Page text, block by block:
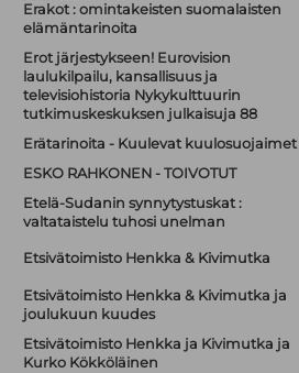
Erakot : omintakeisten suomalaisten
elämäntarinoita
Erot järjestykseen! Eurovision
laulukilpailu, kansallisuus ja
televisiohistoria Nykykulttuurin
tutkimuskeskuksen julkaisuja 88
Erätarinoita - Kuulevat kuulosuojaimet
ESKO RAHKONEN - TOIVOTUT
Etelä-Sudanin synnytystuskat :
valtataistelu tuhosi unelman
Etsivätoimisto Henkka & Kivimutka
Etsivätoimisto Henkka & Kivimutka ja
joulukuun kuudes
Etsivätoimisto Henkka ja Kivimutka ja
Kurko Kökköläinen